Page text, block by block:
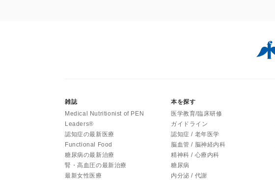
雑誌
Medical Nutritionist of PEN
Leaders®
認知症の最新医療
Functional Food
糖尿病の最新治療
腎・高血圧の最新治療
最新女性医療
本を探す
医学教育/臨床研修
ガイドライン
認知症 / 老年医学
脳血管 / 脳神経内科
精神科 / 心療内科
糖尿病
内分泌 / 代謝